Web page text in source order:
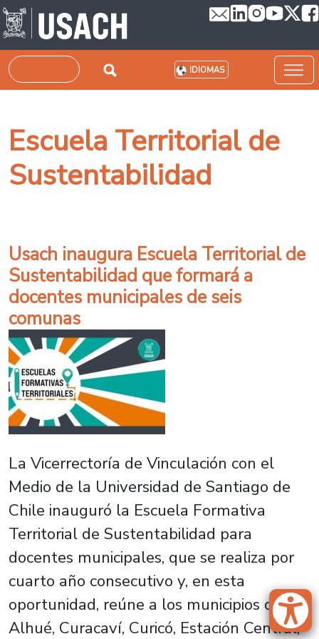
Pasar al contenido principal
Buscar IDIOMAS
Escuela Territorial de
Sustentabilidad
Usach inaugura Escuela Territorial de
Sustentabilidad que formará a
docentes municipales de seis
comunas
La Vicerrectoría de Vinculación con el
Medio de la Universidad de Santiago de
Chile inauguró la Escuela Formativa
Territorial de Sustentabilidad para
docentes municipales, que se realiza por
cuarto año consecutivo y, en esta
oportunidad, reúne a los municipios de
Alhué, Curacaví, Curicó, Estación Central,